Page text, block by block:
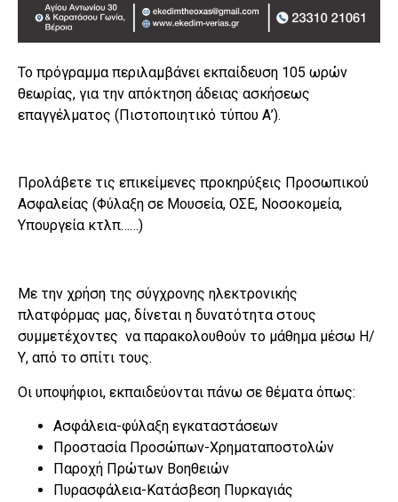
Το πρόγραμμα περιλαμβάνει εκπαίδευση 105 ωρών
θεωρίας, για την απόκτηση άδειας ασκήσεως
επαγγέλματος (Πιστοποιητικό τύπου Α’).
Προλάβετε τις επικείμενες προκηρύξεις Προσωπικού
Ασφαλείας (Φύλαξη σε Μουσεία, ΟΣΕ, Νοσοκομεία,
Υπουργεία κτλπ……)
Με την χρήση της σύγχρονης ηλεκτρονικής
πλατφόρμας μας, δίνεται η δυνατότητα στους
συμμετέχοντες να παρακολουθούν το μάθημα μέσω Η/
Υ, από το σπίτι τους.
Oι υποψήφιοι, εκπαιδεύονται πάνω σε θέματα όπως:
Ασφάλεια-φύλαξη εγκαταστάσεων
Προστασία Προσώπων-Χρηματαποστολών
Παροχή Πρώτων Βοηθειών
Πυρασφάλεια-Κατάσβεση Πυρκαγιάς